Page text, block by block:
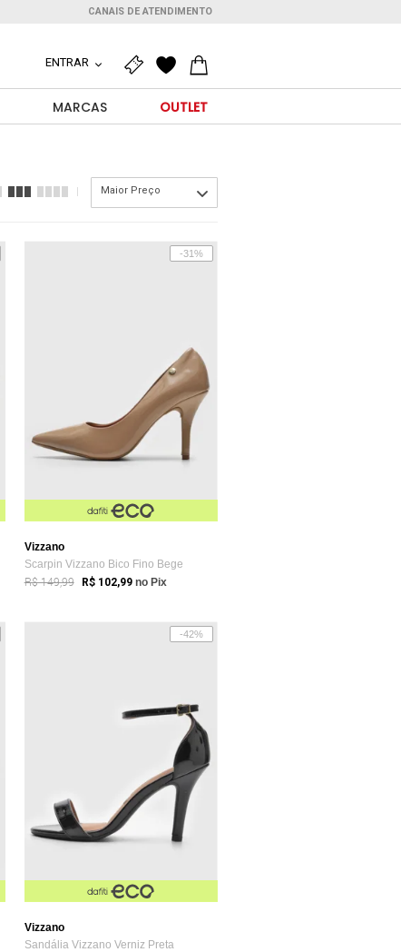
CANAIS DE ATENDIMENTO
ENTRAR
MARCAS OUTLET
Maior Preço
-31%
Vizzano
Scarpin Vizzano Bico Fino Bege
R$ 149,99 R$ 102,99 no Pix
-42%
Vizzano
Sandália Vizzano Verniz Preta